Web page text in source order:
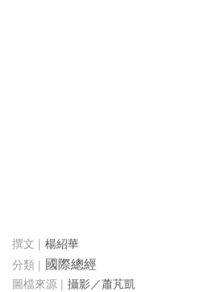
楊紹華
國際總經
攝影／蕭芃凱